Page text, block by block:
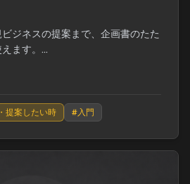
ジネスの提案まで、企画書のたた
ます。...
提案したい時 #入門